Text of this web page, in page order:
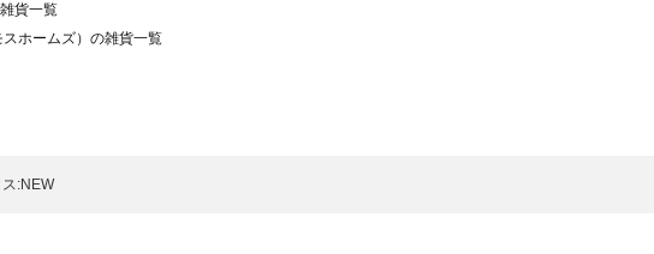
貨一覧
ホームズ）の雑貨一覧
サマンサモスモス）の雑貨一覧
ラーゴム）の雑貨一覧
:NEW